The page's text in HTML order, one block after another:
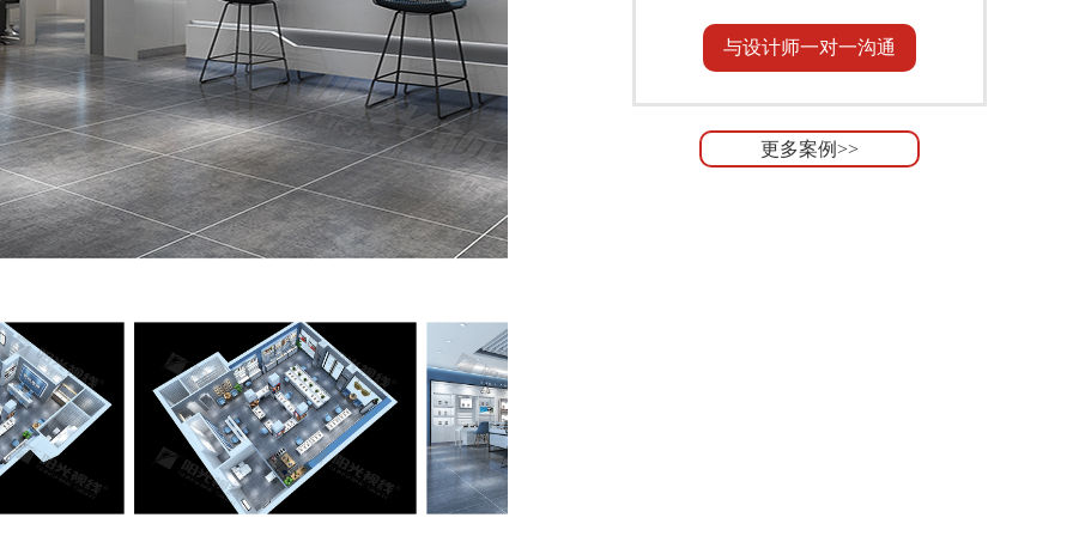
与设计师一对一沟通
更多案例>>